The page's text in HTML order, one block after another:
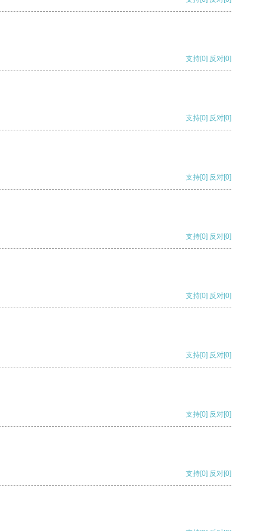
支持[0] 反对[0]
支持[0] 反对[0]
支持[0] 反对[0]
支持[0] 反对[0]
支持[0] 反对[0]
支持[0] 反对[0]
支持[0] 反对[0]
支持[0] 反对[0]